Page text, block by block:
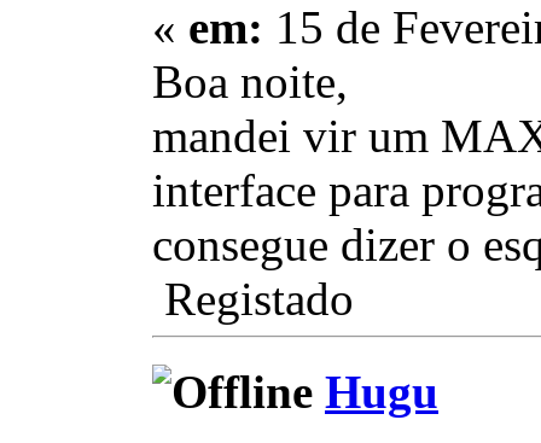
« em: 15 de
Boa noite,
mandei vir um
interface para
consegue dizer o
Registado
Hugu